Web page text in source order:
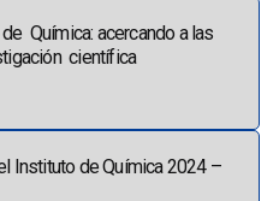
Química: acercando a las
científica
Instituto de Química 2024 –